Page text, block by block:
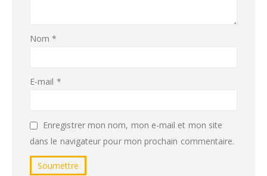
Nom*
E-mail *
Enregistrer mon nom, mon e-mail et mon site
dans le navigateur pour mon prochain commentaire.